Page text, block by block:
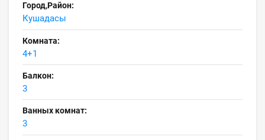
Город,Район:
Кушадасы
Комната:
4+1
Балкон:
3
Ванных комнат:
3